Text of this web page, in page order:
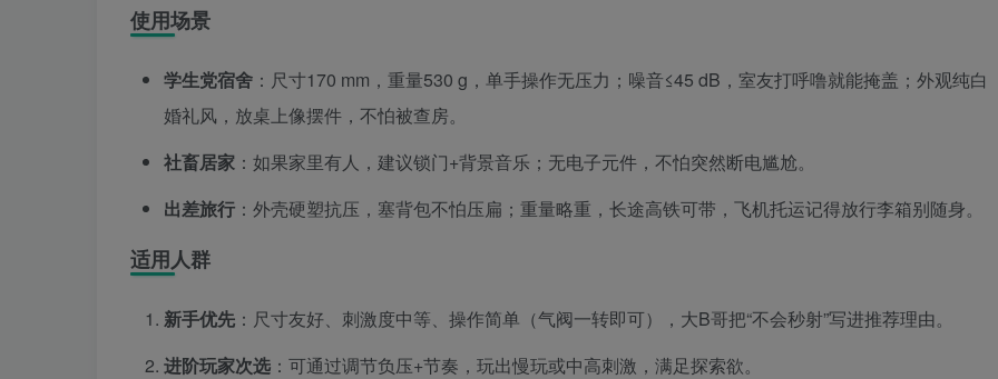
使用场景
学生党宿舍 ：尺寸170 mm，重量530 g，单手操作无压力；噪音≤45 dB，室友打呼噜就能掩盖；外观纯白
婚礼风，放桌上像摆件，不怕被查房。
社畜居家 ：如果家里有人，建议锁门+背景音乐；无电子元件，不怕突然断电尴尬。
出差旅行 ：外壳硬塑抗压，塞背包不怕压扁；重量略重，长途高铁可带，飞机托运记得放行李箱别随身。
适用人群
新手优先 ：尺寸友好、刺激度中等、操作简单（气阀一转即可），大B哥把“不会秒射”写进推荐理由。
进阶玩家次选 ：可通过调节负压+节奏，玩出慢玩或中高刺激，满足探索欲。